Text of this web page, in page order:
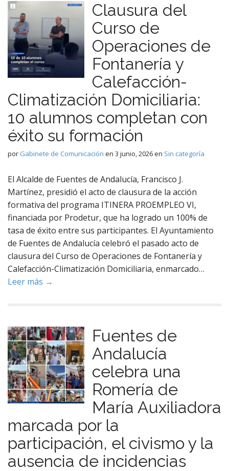
Clausura del
Curso de
Operaciones de
Fontanería y
Calefacción-
Climatización Domiciliaria:
10 alumnos completan con
éxito su formación
por Gabinete de Comunicación en 3 junio, 2026en Sin categoría
El Alcalde de Fuentes de Andalucía, Francisco J.
Martínez, presidió el acto de clausura de la acción
formativa del programa ITINERA PROEMPLEO VI,
financiada por Prodetur, que ha logrado un 100% de
tasa de éxito entre sus participantes. El Ayuntamiento
de Fuentes de Andalucía celebró el pasado acto de
clausura del Curso de Operaciones de Fontanería y
Calefacción-Climatización Domiciliaria, enmarcado…
Leer más →
Fuentes de
Andalucía
celebra una
Romería de
María Auxiliadora
marcada por la
participación, el civismo y la
ausencia de incidencias